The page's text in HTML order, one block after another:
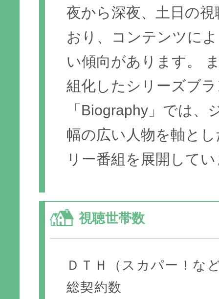
夜から深夜、土日の
おり、コンテンツに
い傾向があります。
組化したシリーズブ
「Biography」では、
幅の広い人物を軸と
リー番組を展開して
視聴世帯数
ＤＴＨ（スカパー！な
総契約数